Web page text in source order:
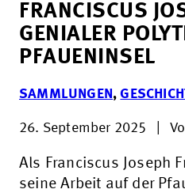
FRANCISCUS
GENIALER
PFAUENINSEL
SAMMLUNGEN ,
26. September 2025
Als Franciscus Joseph
seine Arbeit auf der